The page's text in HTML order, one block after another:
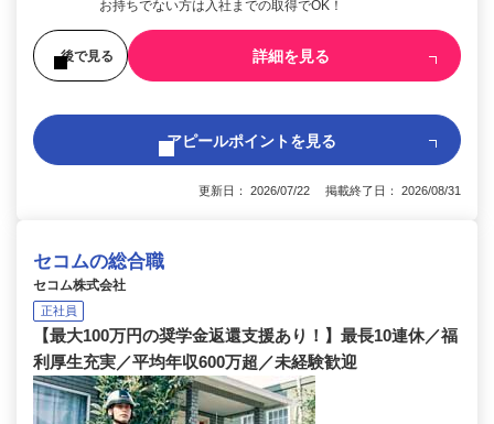
お持ちでない方は入社までの取得でOK！
後で見る 詳細を見る
アピールポイントを見る
更新日： 2026/07/22 掲載終了日： 2026/08/31
セコムの総合職
セコム株式会社
正社員
【最大100万円の奨学金返還支援あり！】最長10連休／福
利厚生充実／平均年収600万超／未経験歓迎